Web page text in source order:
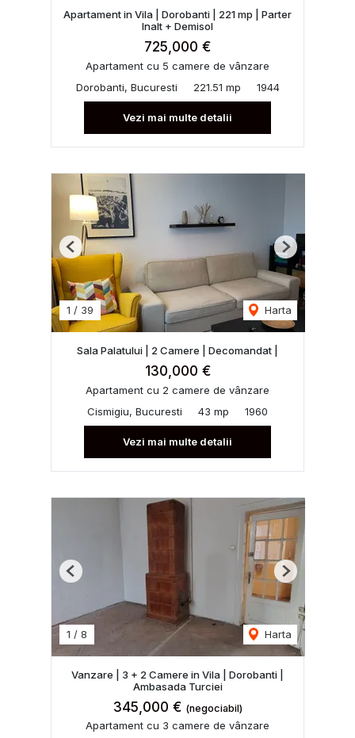
Apartament in Vila | Dorobanti | 221 mp | Parter
Inalt + Demisol
725,000 €
Apartament cu 5 camere de vânzare
Dorobanti, Bucuresti
221.51 mp 1944
Vezi mai multe detalii
1 / 39 Harta
Previous Next
Sala Palatului | 2 Camere | Decomandat |
130,000 €
Apartament cu 2 camere de vânzare
Cismigiu, Bucuresti
43 mp 1960
Vezi mai multe detalii
1 / 8 Harta
Previous Next
Vanzare | 3 + 2 Camere in Vila | Dorobanti |
Ambasada Turciei
345,000 € (negociabil)
Apartament cu 3 camere de vânzare